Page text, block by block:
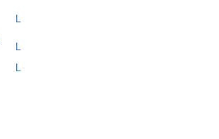
L
L
L